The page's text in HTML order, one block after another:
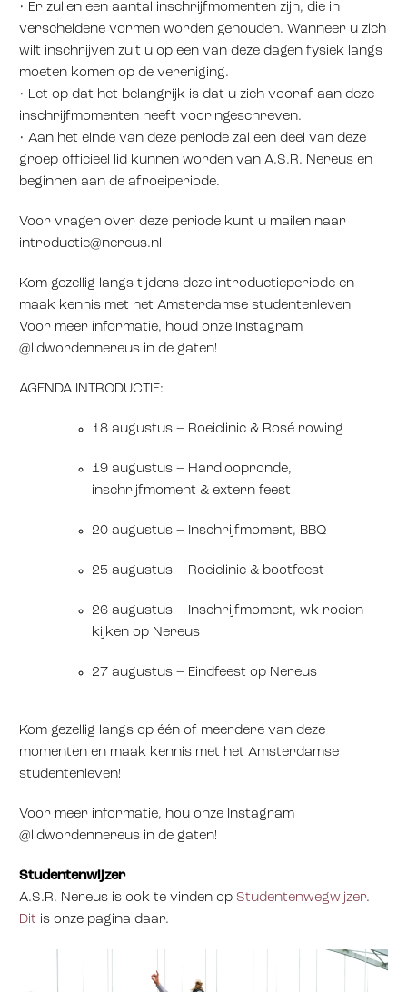
•⁠ ⁠Er zullen een aantal inschrijfmomenten zijn, die in
verscheidene vormen worden gehouden. Wanneer u zich
wilt inschrijven zult u op een van deze dagen fysiek langs
moeten komen op de vereniging.
•⁠ ⁠Let op dat het belangrijk is dat u zich vooraf aan deze
inschrijfmomenten heeft vooringeschreven.
•⁠ ⁠Aan het einde van deze periode zal een deel van deze
groep officieel lid kunnen worden van A.S.R. Nereus en
beginnen aan de afroeiperiode.
Voor vragen over deze periode kunt u mailen naar
introductie@nereus.nl
Kom gezellig langs tijdens deze introductieperiode en
maak kennis met het Amsterdamse studentenleven!
Voor meer informatie, houd onze Instagram
@lidwordennereus in de gaten!
AGENDA INTRODUCTIE:
18 augustus – Roeiclinic & Rosé rowing
19 augustus – Hardloopronde,
inschrijfmoment & extern feest
20 augustus – Inschrijfmoment, BBQ
25 augustus – Roeiclinic & bootfeest
26 augustus – Inschrijfmoment, wk roeien
kijken op Nereus
27 augustus – Eindfeest op Nereus
Kom gezellig langs op één of meerdere van deze
momenten en maak kennis met het Amsterdamse
studentenleven!
Voor meer informatie, hou onze Instagram
@lidwordennereus in de gaten!
Studentenwijzer
A.S.R. Nereus is ook te vinden op Studentenwegwijzer.
Dit is onze pagina daar.